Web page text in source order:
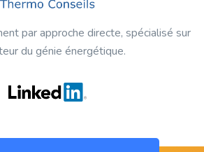
par approche directe, spécialisé sur
du génie énergétique.